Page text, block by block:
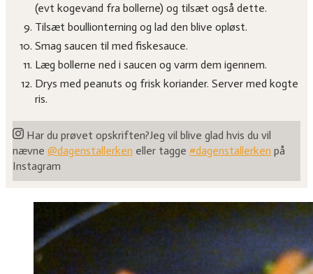
(evt kogevand fra bollerne) og tilsæt også dette.
Tilsæt boullionterning og lad den blive opløst.
Smag saucen til med fiskesauce.
Læg bollerne ned i saucen og varm dem igennem.
Drys med peanuts og frisk koriander. Server med kogte
ris.
Har du prøvet opskriften?Jeg vil blive glad hvis du vil
nævne @dagenstallerken eller tagge #dagenstallerken på
Instagram